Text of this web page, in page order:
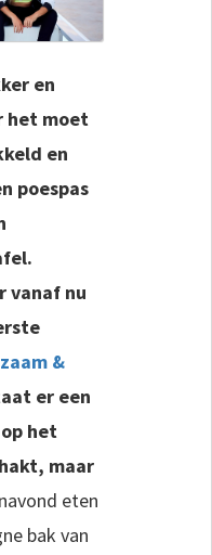
en
het moet
en
poespas
vanaf nu
&
er een
het
maar
eten
bak van